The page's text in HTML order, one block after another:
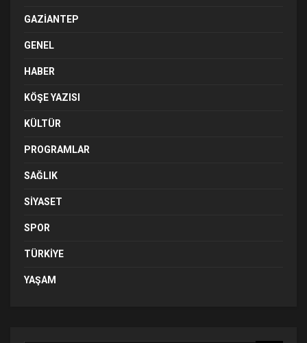
GAZIANTEP
GENEL
HABER
KÖŞE YAZISI
KÜLTÜR
PROGRAMLAR
SAĞLIK
SIYASET
SPOR
TÜRKIYE
YAŞAM